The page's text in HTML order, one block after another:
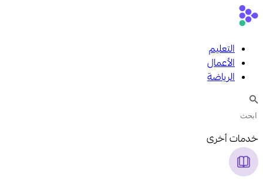
التعليم
الأعمال
الرياضة
خدمات أخرى